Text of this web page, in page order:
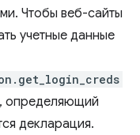
Чтобы веб-сайты
учетные данные
определяющий
декларация.